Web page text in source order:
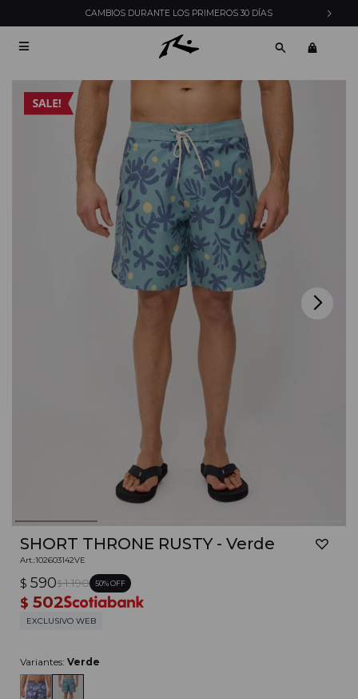
CAMBIOS DURANTE LOS PRIMEROS 30 DÍAS

SHORT THRONE RUSTY - Verde
102603142VE
$ 590$ 1.190 50
$ 502
EXCLUSIVO WEB
Variantes: Verde